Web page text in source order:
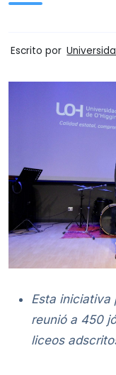
Escrito por
Esta iniciativa
reunió a 450
liceos